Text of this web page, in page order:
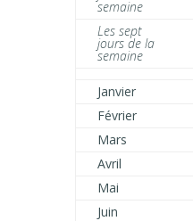
semaine
Les sept
jours de la
semaine
Janvier
Février
Mars
Avril
Mai
Juin